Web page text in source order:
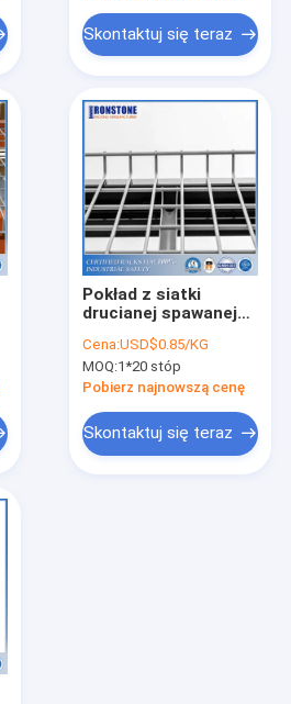
paletowych
łezki
Skontaktuj się teraz
Pokład z siatki
drucianej spawanej
do regału paletowego
Cena:USD$0.85/KG
MOQ:1*20 stóp
Pobierz najnowszą cenę
Skontaktuj się teraz